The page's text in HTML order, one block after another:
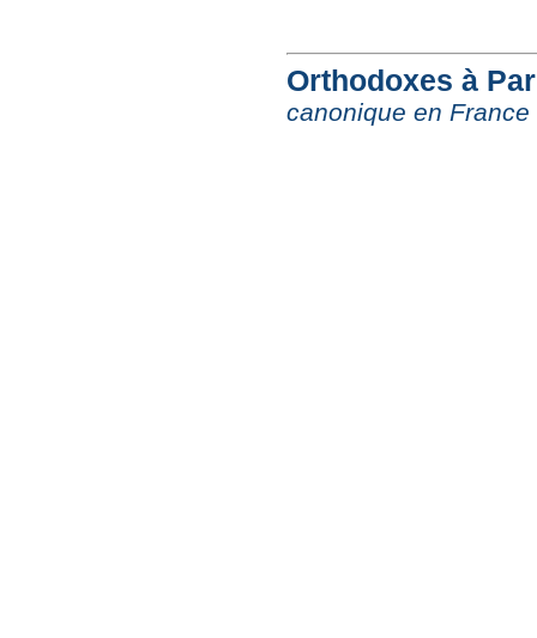
Orthodoxes à
canonique en France